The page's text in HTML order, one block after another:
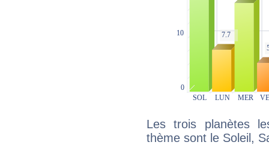
Les trois planètes
thème sont le Soleil,